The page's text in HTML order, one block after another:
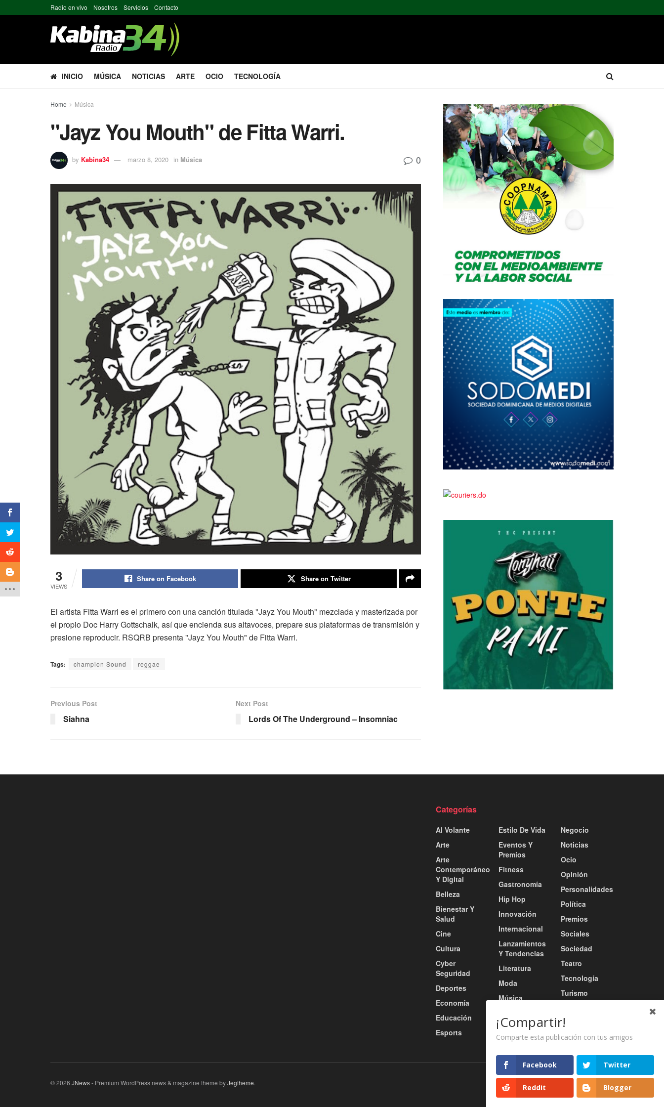
Radio en vivo Nosotros Servicios Contacto
INICIO MÚSICA NOTICIAS ARTE OCIO TECNOLOGÍA
Home Música
"Jayz You Mouth" de Fitta Warri.
by Kabina34 marzo 8, 2020 in Música 0
3
VIEWS
Share on Facebook Share on Twitter
El artista Fitta Warri es el primero con una canción titulada "Jayz You Mouth" mezclada y masterizada por
el propio Doc Harry Gottschalk, así que encienda sus altavoces, prepare sus plataformas de transmisión y
presione reproducir. RSQRB presenta "Jayz You Mouth" de Fitta Warri.
Tags: champion Sound reggae
Previous Post
Siahna
Next Post
Lords Of The Underground – Insomniac
Categorías
Al Volante
Arte
Arte
Contemporáneo
Y Digital
Belleza
Bienestar Y
Salud
Cine
Cultura
Cyber
Seguridad
Deportes
Economía
Educación
Esports
Estilo De Vida
Eventos Y
Premios
Fitness
Gastronomía
Hip Hop
Innovación
Internacional
Lanzamientos
Y Tendencias
Literatura
Moda
Música
Nacional
Negocio
Noticias
Ocio
Opinión
Personalidades
Política
Premios
Sociales
Sociedad
Teatro
Tecnología
Turismo
Redes
Video
Servicios Contacto
© 2026 JNews- Premium WordPress news & magazine theme byJegtheme.
¡Compartir!
Comparte esta publicación con tus amigos
Facebook Twitter
Reddit Blogger